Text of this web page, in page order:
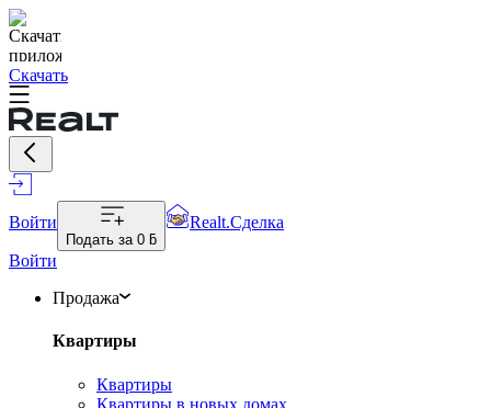
Скачать
Войти
Подать за 0 ƃ
Realt.Сделка
Войти
Продажа
Квартиры
Квартиры
Квартиры в новых домах